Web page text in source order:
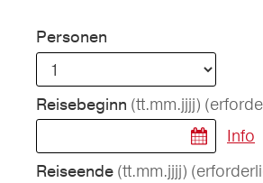
Personen
Reisebeginn (tt.mm.jjjj)
Info
Reiseende (tt.mm.jjjj)